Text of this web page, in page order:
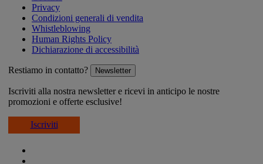
Privacy
Condizioni generali di vendita
Whistleblowing
Human Rights Policy
Dichiarazione di accessibilità
Restiamo in contatto? Newsletter
Iscriviti alla nostra newsletter e ricevi in anticipo le nostre
promozioni e offerte esclusive!
Iscriviti